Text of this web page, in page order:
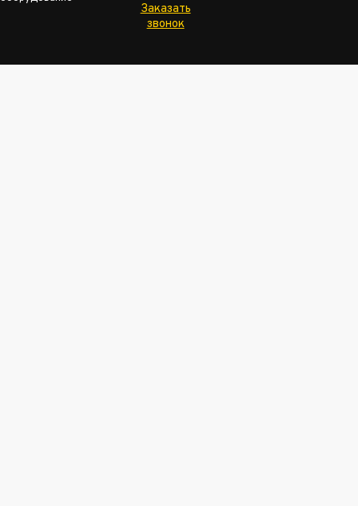
Заказать
звонок